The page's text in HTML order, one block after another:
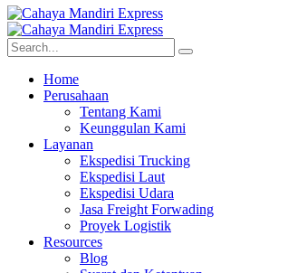
Home
Perusahaan
Tentang Kami
Keunggulan Kami
Layanan
Ekspedisi Trucking
Ekspedisi Laut
Ekspedisi Udara
Jasa Freight Forwading
Proyek Logistik
Resources
Blog